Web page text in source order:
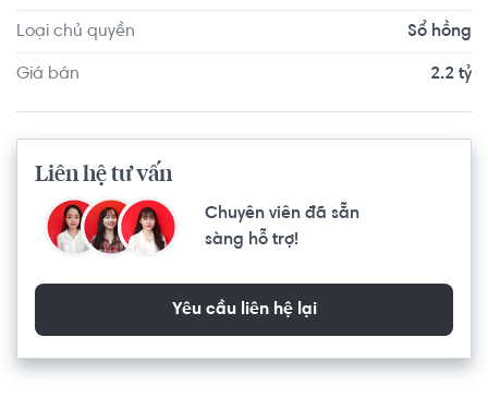
Loại chủ quyền Sổ hồng
Giá bán 2.2 tỷ
Liên hệ tư vấn
Chuyên viên đã sẵn
sàng hỗ trợ!
Yêu cầu liên hệ lại